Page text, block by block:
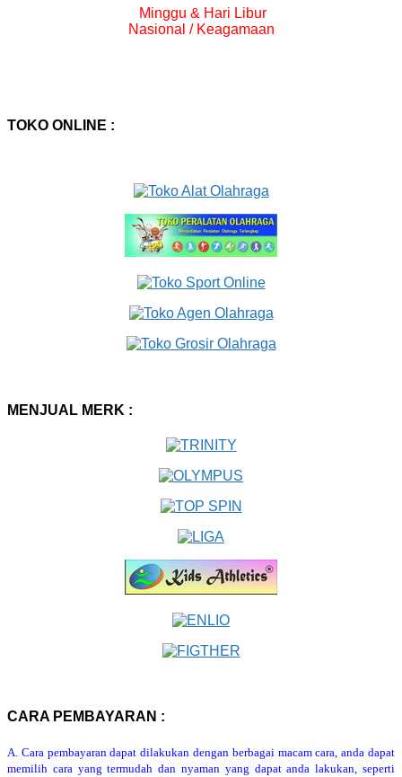
Minggu & Hari Libur
Nasional / Keagamaan
TOKO ONLINE :
MENJUAL MERK :
CARA PEMBAYARAN :
A. Cara pembayaran dapat dilakukan dengan berbagai macam cara, anda dapat
memilih cara yang termudah dan nyaman yang dapat anda lakukan, seperti